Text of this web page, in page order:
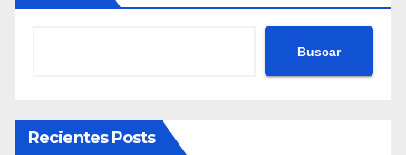
Buscar
Recientes Posts